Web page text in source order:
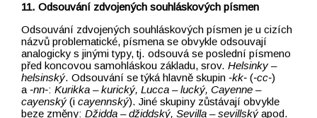
11. Odsouvání zdvojených souhláskových písmen
Odsouvání zdvojených souhláskových písmen je u cizích
názvů problematické, písmena se obvykle odsouvají
analogicky s jinými typy, tj. odsouvá se poslední písmeno
před koncovou samohláskou základu, srov.Helsinky –⁠⁠⁠⁠⁠⁠⁠⁠⁠⁠⁠⁠⁠⁠⁠⁠⁠⁠⁠⁠⁠⁠⁠⁠⁠⁠⁠⁠⁠⁠⁠⁠⁠⁠⁠⁠⁠⁠⁠⁠⁠⁠⁠⁠⁠⁠⁠⁠⁠⁠⁠⁠⁠⁠⁠⁠⁠⁠⁠⁠⁠⁠
helsinský. Odsouvání se týká hlavně skupin‑kk‑ (‑cc‑)
a‑nn‑:Kurikka –⁠⁠⁠⁠⁠⁠⁠⁠⁠⁠⁠⁠⁠⁠⁠⁠⁠⁠⁠⁠⁠⁠⁠⁠⁠⁠⁠⁠⁠⁠⁠⁠⁠⁠⁠⁠⁠⁠⁠⁠⁠⁠⁠⁠⁠⁠⁠⁠⁠⁠⁠⁠⁠⁠⁠⁠⁠⁠⁠⁠⁠⁠ kurický, Lucca –⁠⁠⁠⁠⁠⁠⁠⁠⁠⁠⁠⁠⁠⁠⁠⁠⁠⁠⁠⁠⁠⁠⁠⁠⁠⁠⁠⁠⁠⁠⁠⁠⁠⁠⁠⁠⁠⁠⁠⁠⁠⁠⁠⁠⁠⁠⁠⁠⁠⁠⁠⁠⁠⁠⁠⁠⁠⁠⁠⁠⁠⁠ lucký, Cayenne –⁠⁠⁠⁠⁠⁠⁠⁠⁠⁠⁠⁠⁠⁠⁠⁠⁠⁠⁠⁠⁠⁠⁠⁠⁠⁠⁠⁠⁠⁠⁠⁠⁠⁠⁠
cayenský(icayennský). Jiné skupiny zůstávají obvykle
beze změny:Džidda –⁠⁠⁠⁠⁠⁠⁠⁠⁠⁠⁠⁠⁠⁠⁠⁠⁠⁠⁠⁠⁠⁠⁠⁠⁠⁠⁠⁠⁠⁠⁠⁠⁠⁠⁠⁠⁠⁠⁠⁠⁠⁠⁠⁠⁠⁠⁠⁠⁠⁠⁠⁠⁠⁠⁠⁠⁠⁠⁠⁠⁠⁠ džiddský, Sevilla –⁠⁠⁠⁠⁠⁠⁠⁠⁠⁠⁠⁠⁠⁠⁠⁠⁠⁠⁠⁠⁠⁠⁠⁠⁠⁠⁠⁠⁠⁠⁠⁠⁠⁠⁠⁠⁠⁠⁠⁠⁠⁠⁠⁠⁠⁠⁠⁠⁠⁠⁠⁠⁠⁠⁠⁠⁠⁠⁠⁠⁠⁠ sevillskýapod.